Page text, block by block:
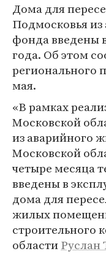
Дома для
Подмосковья
фонда введены
года. Об этом
регионального
мая.
«В рамках
Московской
из аварийного
Московской
четыре месяца
введены в
дома для
жилых
строительного
областиРуслан